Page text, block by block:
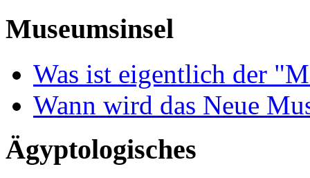
Museumsinsel
Was ist eigentlich der
Wann wird das Neue
Ägyptologisches